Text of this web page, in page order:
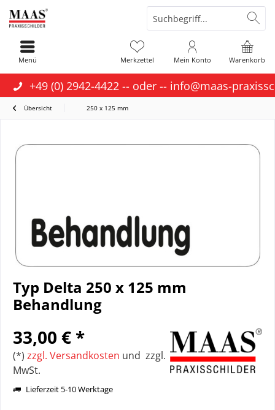
+49 (0) 2942-4422 -- oder -- info@maas-
Warenkorb
Merkzettel Mein Konto
Menü
Übersicht 250 x 125 mm
Typ Delta 250 x 125 mm
Behandlung
33,00 € *
(*) zzgl. Versandkosten und zzgl.
MwSt.
Lieferzeit 5-10 Werktage